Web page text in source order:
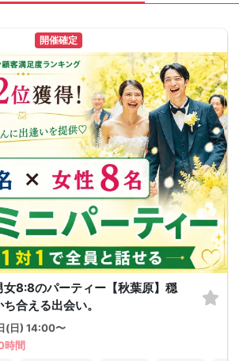
開催確定
女8:8のパーティー【秋葉原】穏
合える出会い。
(日) 14:00〜
時間